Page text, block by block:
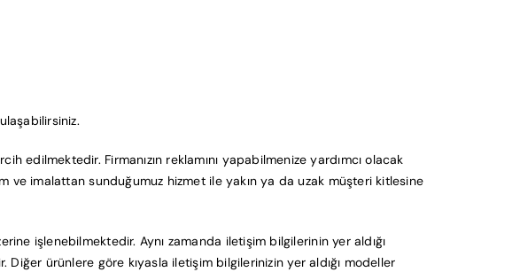
Firmanızın reklamını yapabilmenize yardımcı olacak
ve imalattan sunduğumuz hizmet ile yakın ya da uzak müşteri kitlesine
işlenebilmektedir. Aynı zamanda iletişim bilgilerinin yer aldığı
ürünlere göre kıyasla iletişim bilgilerinizin yer aldığı modeller